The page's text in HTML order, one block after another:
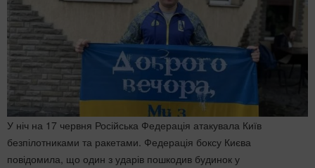
У ніч на 17 червня Російська Федерація атакувала Київ
безпілотниками та ракетами. Федерація боксу Києва
повідомила, що один з ударів пошкодив будинок у